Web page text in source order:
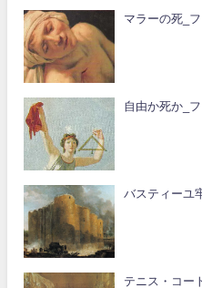
マラーの死_
自由か死か_
バスティーユ
テニス・コー